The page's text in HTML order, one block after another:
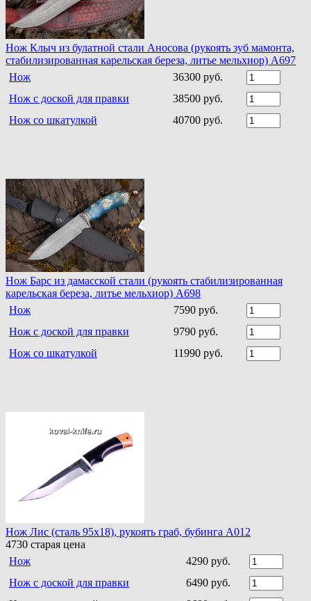
Нож Клыч из булатной стали Аносова (рукоять зуб мамонта,
стабилизированная карельская береза, литье мельхиор) A697
Нож
36300 руб.
Нож с доской для правки
38500 руб.
Нож со шкатулкой
40700 руб.
Нож Барс из дамасской стали (рукоять стабилизированная
карельская береза, литье мельхиор) A698
Нож
7590 руб.
Нож с доской для правки
9790 руб.
Нож со шкатулкой
11990 руб.
Нож Лис (сталь 95х18), рукоять граб, бубинга A012
4730 старая цена
Нож
4290 руб.
Нож с доской для правки
6490 руб.